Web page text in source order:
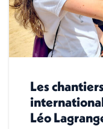
Les
Léo